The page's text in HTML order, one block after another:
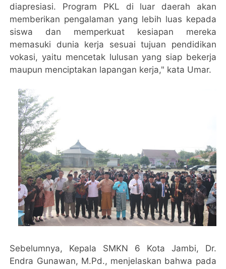
diapresiasi. Program PKL di luar daerah akan
memberikan pengalaman yang lebih luas kepada
siswa dan memperkuat kesiapan mereka
memasuki dunia kerja sesuai tujuan pendidikan
vokasi, yaitu mencetak lulusan yang siap bekerja
maupun menciptakan lapangan kerja," kata Umar.
Sebelumnya, Kepala SMKN 6 Kota Jambi, Dr.
Endra Gunawan, M.Pd., menjelaskan bahwa pada